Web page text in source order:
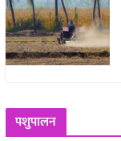
पशुपालन